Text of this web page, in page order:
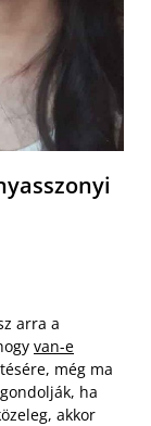
arra a
van-e
még ma
ha
akkor